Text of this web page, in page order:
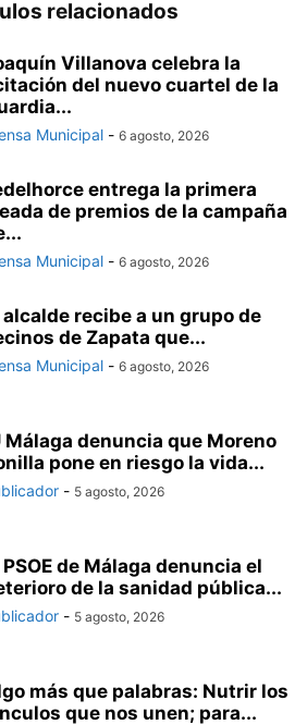
relacionados
Villanova celebra la
del nuevo cuartel de la
Municipal - 6 agosto, 2026
entrega la primera
de premios de la campaña
Municipal - 6 agosto, 2026
alcalde recibe a un grupo de
de Zapata que...
Municipal - 6 agosto, 2026
Málaga denuncia que Moreno
pone en riesgo la vida...
- 5 agosto, 2026
PSOE de Málaga denuncia el
de la sanidad pública...
- 5 agosto, 2026
más que palabras: Nutrir los
que nos unen; para...